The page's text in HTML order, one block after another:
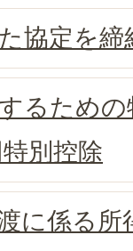
協定を
るため
別控除
に係る所